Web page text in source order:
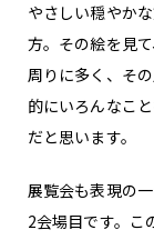
やさしい穏やか
方。その絵を見
周りに多く、そ
的にいろんなこ
だと思います。
展覧会も表現の
2会場目です。こ